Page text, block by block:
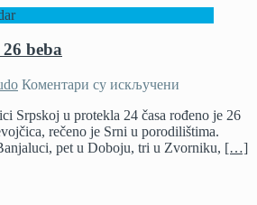
beba
Коментари су искључени
bogatija
za
26
Srpskoj u protekla 24 časa rođeno je 26
rečeno je Srni u porodilištima.
pet u Doboju, tri u Zvorniku, […]